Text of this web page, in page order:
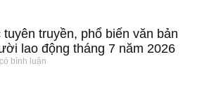
truyền, phổ biến văn bản
lao động tháng 7 năm 2026
bình luận